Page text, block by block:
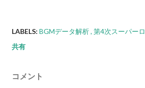
上あり、かつ残弾が残り2以上か現在のEN
るEN消費武器を選択するという思考を繰り
れ、またはEN枯渇にならない命中率がゼロ
LABELS: BGMデータ解析 第4次スーパー
共有
コメント